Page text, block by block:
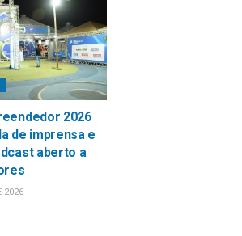
2026
de imprensa e
aberto a
2026